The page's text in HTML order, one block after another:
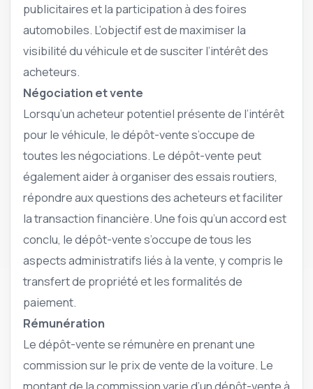
publicitaires et la participation à des foires
automobiles. L’objectif est de maximiser la
visibilité du véhicule et de susciter l’intérêt des
acheteurs.
Négociation et vente
Lorsqu’un acheteur potentiel présente de l’intérêt
pour le véhicule, le dépôt-vente s’occupe de
toutes les négociations. Le dépôt-vente peut
également aider à organiser des essais routiers,
répondre aux questions des acheteurs et faciliter
la transaction financière. Une fois qu’un accord est
conclu, le dépôt-vente s’occupe de tous les
aspects administratifs liés à la vente, y compris le
transfert de propriété et les formalités de
paiement.
Rémunération
Le dépôt-vente se rémunère en prenant une
commission sur le prix de vente de la voiture. Le